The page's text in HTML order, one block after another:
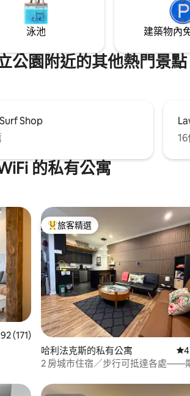
泳池 建築物內
公園附近的其他熱門景點
Shop
的私有公寓
則評價中獲得 4.92 的平均評分（滿分 5 分）
(171)
旅客精選榜首
旅客精選
哈利法克斯的私有公寓 從
2 房城市住宿／步行可抵達各處——